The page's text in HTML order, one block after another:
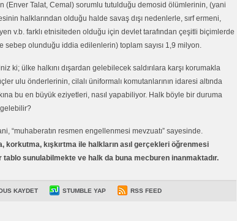
(Enver Talat, Cemal) sorumlu tutulduğu demosid ölümlerinin, (yani
halklarından olduğu halde savaş dışı nedenlerle, sırf ermeni,
v.b. farklı etnisiteden olduğu için devlet tarafından çeşitli biçimlerde
sebep olunduğu iddia edilenlerin) toplam sayısı 1,9 milyon.
ki; ülke halkını dışardan gelebilecek saldırılara karşı korumakla
ulu önderlerinin, cilalı üniformalı komutanlarının idaresi altında
bu en büyük eziyetleri, nasıl yapabiliyor. Halk böyle bir duruma
gelebilir?
“muhaberatın resmen engellenmesi mevzuatı” sayesinde.
korkutma, kışkırtma ile halkların asıl gerçekleri öğrenmesi
sunulabilmekte ve halk da buna mecburen inanmaktadır.
KAYDET STUMBLE YAP RSS FEED